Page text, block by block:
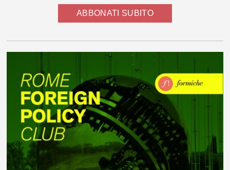
ABBONATI SUBITO